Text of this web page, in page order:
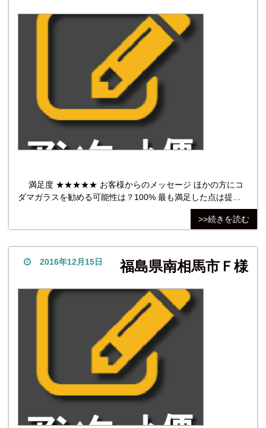
ダマガラスを勧める可能性は？100% 最も満足した点は提案
の内容。オーダー内容をメールでしましたが折り返し電話を
頂き、スムーズに商品を設定できた。後々の施工不備の防止
は検討しません。こだま社長だから。
>>続きを読む
2016年12月15日 福島県南相馬市Ｆ様